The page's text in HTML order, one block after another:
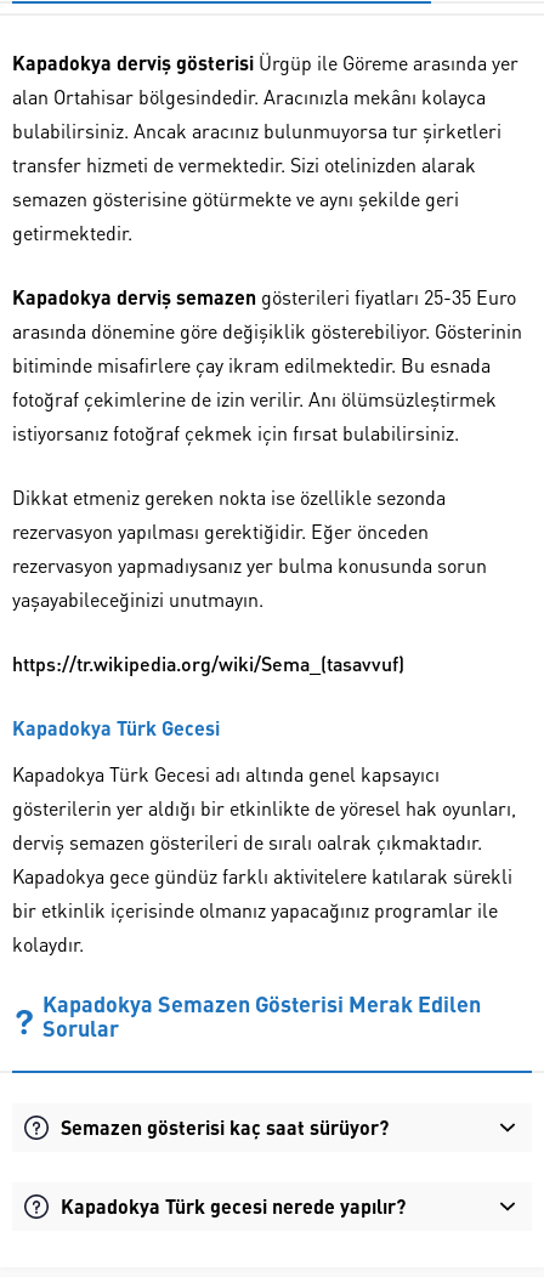
Kapadokya derviş gösterisi Ürgüp ile Göreme arasında yer
alan Ortahisar bölgesindedir. Aracınızla mekânı kolayca
bulabilirsiniz. Ancak aracınız bulunmuyorsa tur şirketleri
transfer hizmeti de vermektedir. Sizi otelinizden alarak
semazen gösterisine götürmekte ve aynı şekilde geri
getirmektedir.
Kapadokya derviş semazen gösterileri fiyatları 25-35 Euro
arasında dönemine göre değişiklik gösterebiliyor. Gösterinin
bitiminde misafirlere çay ikram edilmektedir. Bu esnada
fotoğraf çekimlerine de izin verilir. Anı ölümsüzleştirmek
istiyorsanız fotoğraf çekmek için fırsat bulabilirsiniz.
Dikkat etmeniz gereken nokta ise özellikle sezonda
rezervasyon yapılması gerektiğidir. Eğer önceden
rezervasyon yapmadıysanız yer bulma konusunda sorun
yaşayabileceğinizi unutmayın.
https://tr.wikipedia.org/wiki/Sema_(tasavvuf)
Kapadokya Türk Gecesi
Kapadokya Türk Gecesi adı altında genel kapsayıcı
gösterilerin yer aldığı bir etkinlikte de yöresel hak oyunları,
derviş semazen gösterileri de sıralı oalrak çıkmaktadır.
Kapadokya gece gündüz farklı aktivitelere katılarak sürekli
bir etkinlik içerisinde olmanız yapacağınız programlar ile
kolaydır.
Kapadokya Semazen Gösterisi Merak Edilen
Sorular
Semazen gösterisi kaç saat sürüyor?
Kapadokya Türk gecesi nerede yapılır?